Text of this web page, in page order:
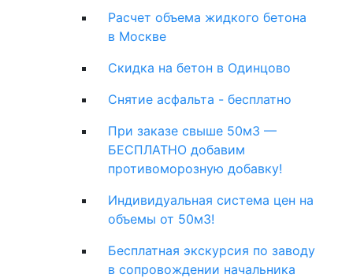
Расчет объема жидкого бетона
в Москве
Скидка на бетон в Одинцово
Снятие асфальта - бесплатно
При заказе свыше 50м3 —
БЕСПЛАТНО добавим
противоморозную добавку!
Индивидуальная система цен на
объемы от 50м3!
Бесплатная экскурсия по заводу
в сопровождении начальника